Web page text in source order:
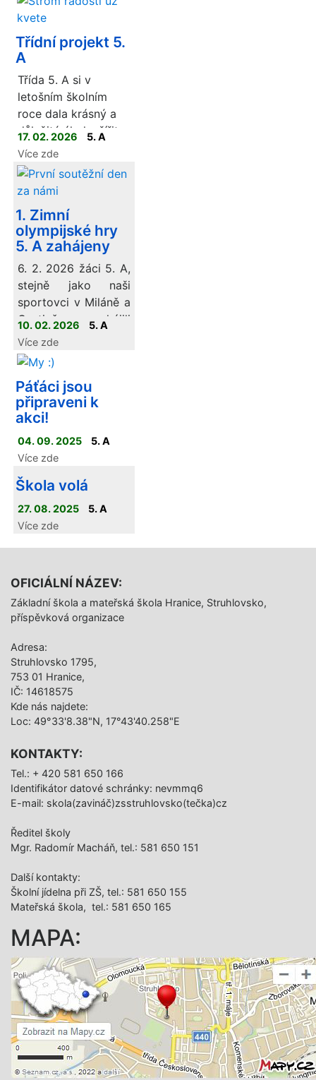
- biatlonový závod.
Třídní projekt 5.
A
Třída 5. A si v
letošním školním
roce dala krásný a
důležitý úkol – šířit
po celé škole radost.
17. 02. 2026
5. A
Více zde
1. Zimní
olympijské hry
5. A zahájeny
6. 2. 2026 žáci 5. A,
stejně jako naši
sportovci v Miláně a
Cortině, zahájili
svoje 1. Zimní
olympijské hry
(ZOH). I když nám
momentálně schází
sněhová nadílka,
žáky to od
sportovního klání
neodradilo.
10. 02. 2026
5. A
Více zde
Páťáci jsou
připraveni k
akci!
04. 09. 2025
5. A
Více zde
Škola volá
27. 08. 2025
5. A
Více zde
OFICIÁLNÍ NÁZEV:
Základní škola a mateřská škola Hranice, Struhlovsko,
příspěvková organizace
Adresa:
Struhlovsko 1795,
753 01 Hranice,
IČ: 14618575
Kde nás najdete:
Loc: 49°33'8.38"N, 17°43'40.258"E
KONTAKTY:
Tel.: + 420 581 650 166
Identifikátor datové schránky: nevmmq6
E-mail: skola(zavináč)zsstruhlovsko(tečka)cz
Ředitel školy
Mgr. Radomír Macháň, tel.: 581 650 151
Další­ kontakty:
Školní jídelna při ZŠ, tel.: 581 650 155
Mateřská škola, tel.: 581 650 165
MAPA: